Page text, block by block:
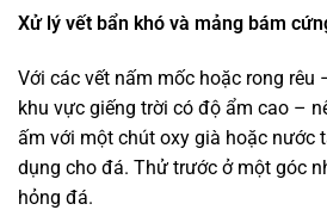
Xử lý vết bẩn khó và mảng bám
Với các vết nấm mốc hoặc rong rêu
khu vực giếng trời có độ ẩm cao –
ấm với một chút oxy già hoặc nước
dụng cho đá. Thử trước ở một góc
hỏng đá.